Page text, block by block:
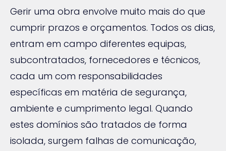
Gerir uma obra envolve muito mais do que
cumprir prazos e orçamentos. Todos os dias,
entram em campo diferentes equipas,
subcontratados, fornecedores e técnicos,
cada um com responsabilidades
específicas em matéria de segurança,
ambiente e cumprimento legal. Quando
estes domínios são tratados de forma
isolada, surgem falhas de comunicação,